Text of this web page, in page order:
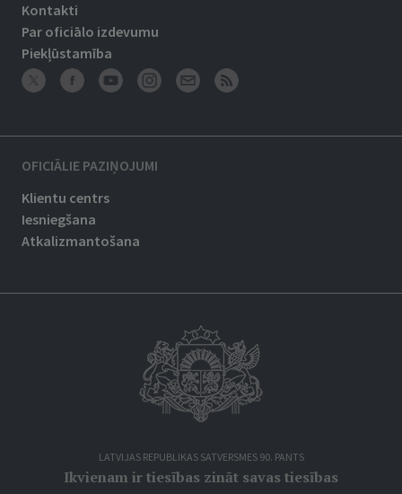
Kontakti
Par oficiālo izdevumu
Piekļūstamība
OFICIĀLIE PAZIŅOJUMI
Klientu centrs
Iesniegšana
Atkalizmantošana
LATVIJAS REPUBLIKAS SATVERSMES 90. PANTS
Ikvienam ir tiesības zināt savas tiesības